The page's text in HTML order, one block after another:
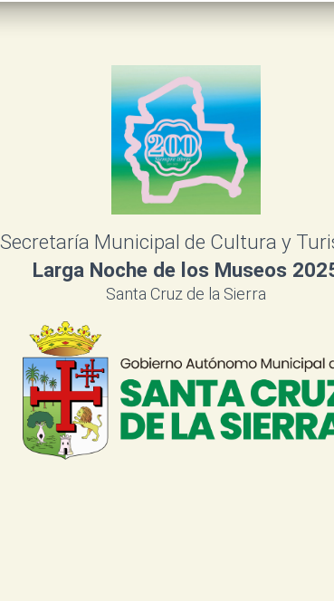
Secretaría Municipal de Cultura y
Larga Noche de los Museos
Santa Cruz de la Sierra